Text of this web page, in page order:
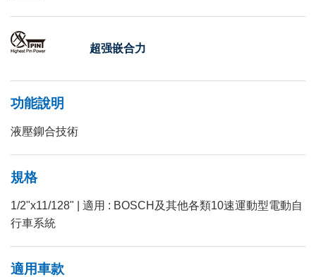
超强嵌合力
功能說明
液壓鉚合技術
規格
1/2"x11/128" | 適用 : BOSCH及其他各類10速運動型電動自
行車系統
適用車款